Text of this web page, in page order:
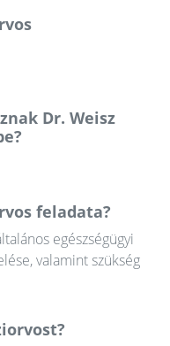
Dr. Weisz
feladata?
egészségügyi
valamint szükség